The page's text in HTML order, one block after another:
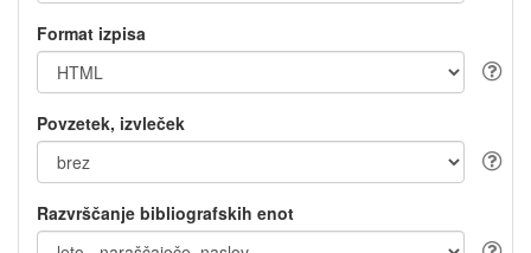
Format izpisa
Povzetek, izvleček
Razvrščanje bibliografskih enot